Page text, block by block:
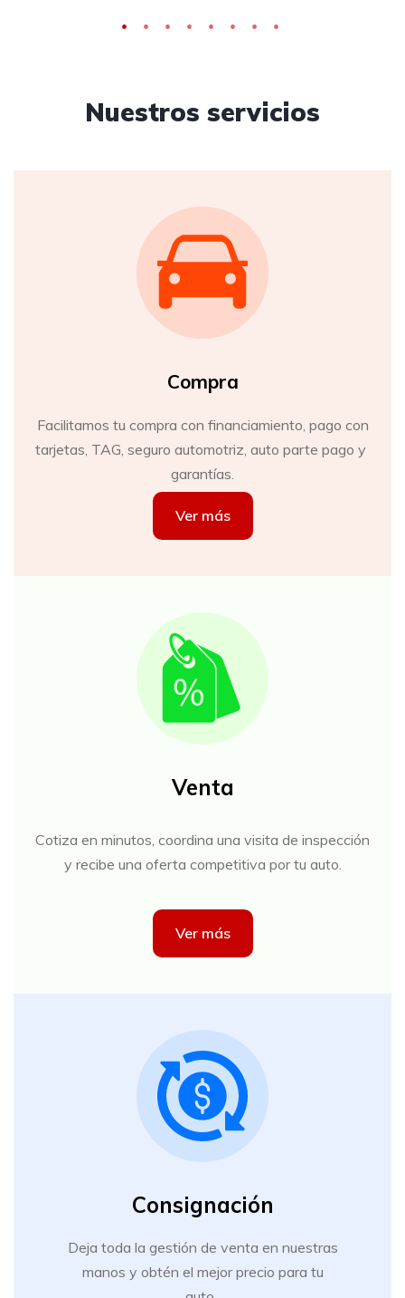
Nuestros servicios
Compra
Facilitamos tu compra con financiamiento, pago con
tarjetas, TAG, seguro automotriz, auto parte pago y
garantías.
Ver más
Venta
Cotiza en minutos, coordina una visita de inspección
y recibe una oferta competitiva por tu auto.
Ver más
Consignación
Deja toda la gestión de venta en nuestras
manos y obtén el mejor precio para tu